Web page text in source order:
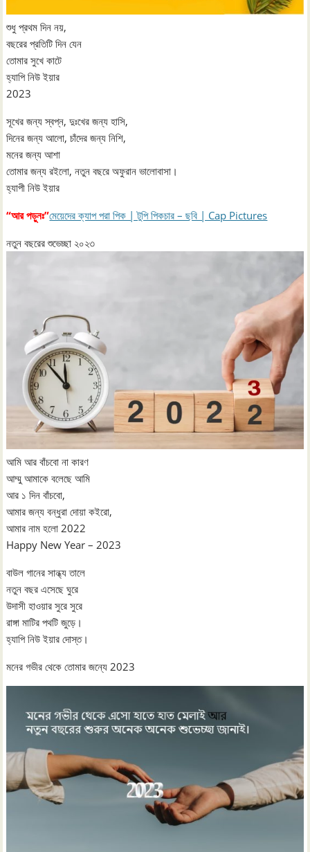
শুধু প্রথম দিন নয়,
বছরের প্রতিটি দিন যেন
তোমার সুখে কাটে
হ্যাপি নিউ ইয়ার
2023
সূখের জন্য স্বপ্ন, দুঃখের জন্য হাসি,
দিনের জন্য আলো, চাঁদের জন্য নিশি,
মনের জন্য আশা
তোমার জন্য রইলো, নতুন বছরে অফুরান ভালোবাসা।
হ্যাপী নিউ ইয়ার
“আর পড়ুনঃ”মেয়েদের ক্যাপ পরা পিক | টুপি পিকচার – ছবি | Cap Pictures
নতুন বছরের শুভেচ্ছা ২০২৩
আমি আর বাঁচবো না কারণ
আম্মু আমাকে বলেছে আমি
আর ১ দিন বাঁচবো,
আমার জন্য বন্ধুরা দোয়া কইরো,
আমার নাম হলো 2022
Happy New Year – 2023
বাউল গানের সান্ধ্য তালে
নতুন বছর এসেছে ঘুরে
উদাসী হাওয়ার সুরে সুরে
রাঙ্গা মাটির পথটি জুড়ে।
হ্যাপি নিউ ইয়ার দোস্ত।
মনের গভীর থেকে তোমার জন্যে 2023